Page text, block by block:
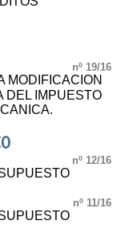
nº 19/16
MODIFICACION
DEL IMPUESTO
nº 12/16
nº 11/16